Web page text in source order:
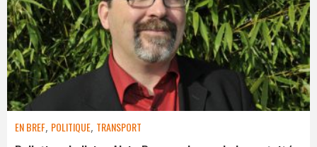
EN BREF, POLITIQUE, TRANSPORT